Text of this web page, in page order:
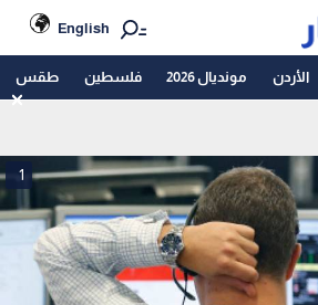
English
الأردن مونديال 2026 فلسطين طقس
1